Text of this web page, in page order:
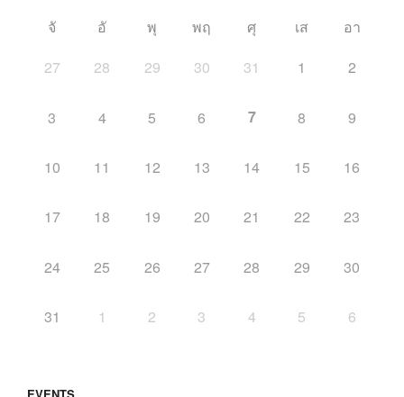
ขวัญ)”
จั อั พุ พฤ ศุ เส
อา
27
28 29 30 31 1 2
3 4 5 6 7 8 9
10 11 12 13 14 15 16
17 18 19 20 21 22 23
24 25 26 27 28 29 30
31 1 2 3 4 5 6